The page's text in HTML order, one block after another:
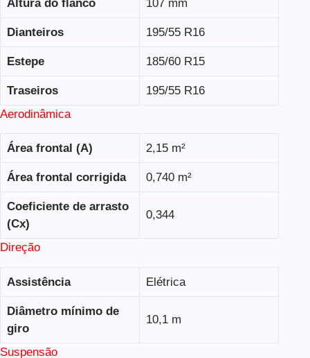
Altura do flanco 107 mm
Dianteiros 195/55 R16
Estepe 185/60 R15
Traseiros
195/55 R16
Aerodinâmica
Área frontal (A) 2,15 m²
Área frontal corrigida 0,740 m²
Coeficiente de arrasto
(Cx)
0,344
Direção
Assistência Elétrica
Diâmetro mínimo de
giro
10,1 m
Suspensão